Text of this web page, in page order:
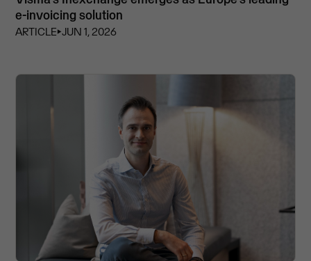
e-invoicing solution
ARTICLE⏵JUN 1, 2026